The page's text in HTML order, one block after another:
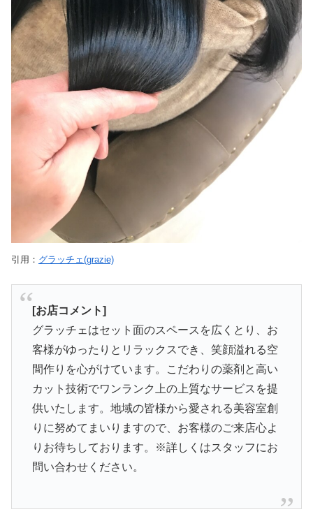
引用： グラッチェ(grazie)
[お店コメント]
グラッチェはセット面のスペースを広くとり、お
客様がゆったりとリラックスでき、笑顔溢れる空
間作りを心がけています。こだわりの薬剤と高い
カット技術でワンランク上の上質なサービスを提
供いたします。地域の皆様から愛される美容室創
りに努めてまいりますので、お客様のご来店心よ
りお待ちしております。※詳しくはスタッフにお
問い合わせください。